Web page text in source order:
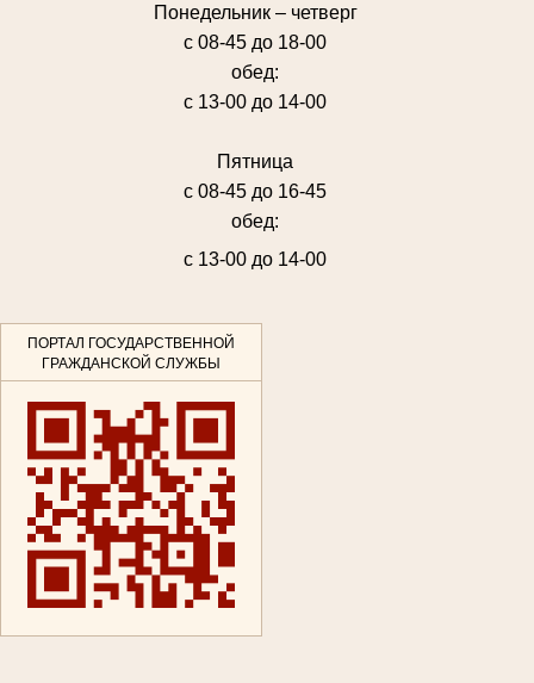
Понедельник – четверг
с 08-45 до 18-00
обед:
с 13-00 до 14-00
Пятница
с 08-45 до 16-45
обед:
с 13-00 до 14-00
ПОРТАЛ ГОСУДАРСТВЕННОЙ
ГРАЖДАНСКОЙ СЛУЖБЫ